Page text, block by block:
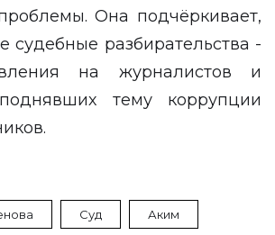
Она подчёркивает,
судебные разбирательства -
на журналистов и
тему коррупции
Суд Аким